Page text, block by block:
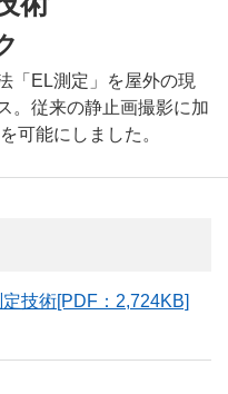
「EL測定」を屋外の現
。従来の静止画撮影に加
可能にしました。
技術[PDF：2,724KB]